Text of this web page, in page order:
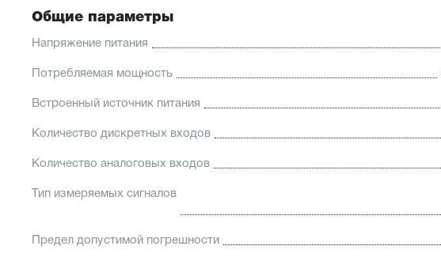
Общие параметры
Напряжение питания
Потребляемая мощность
Встроенный источник питания
Количество дискретных входов
Количество аналоговых входов
Тип измеряемых сигналов
Предел допустимой погрешности